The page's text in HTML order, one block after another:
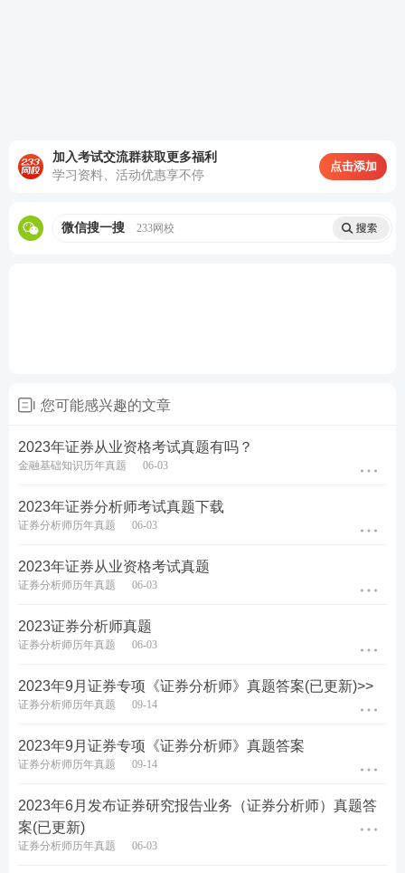
关注：2023年证券从业成绩查询时间及入口
直播
加入考试交流群获取更多福利
学习资料、活动优惠享不停
点击添加
微信搜一搜 233网校
您可能感兴趣的文章
2023年证券从业资格考试真题有吗？
金融基础知识历年真题 06-03
2023年证券分析师考试真题下载
证券分析师历年真题 06-03
2023年证券从业资格考试真题
证券分析师历年真题 06-03
2023证券分析师真题
证券分析师历年真题 06-03
2023年9月证券专项《证券分析师》真题答案(已更新)>>
证券分析师历年真题 09-14
2023年9月证券专项《证券分析师》真题答案
证券分析师历年真题 09-14
2023年6月发布证券研究报告业务（证券分析师）真题答
案(已更新)
证券分析师历年真题 06-03